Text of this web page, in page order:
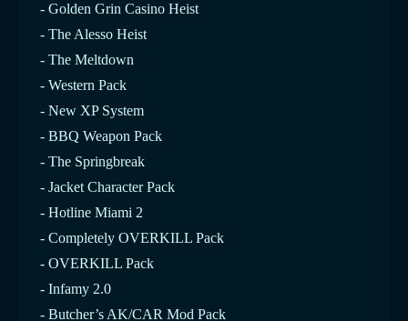
- Golden Grin Casino Heist
- The Alesso Heist
- The Meltdown
- Western Pack
- New XP System
- BBQ Weapon Pack
- The Springbreak
- Jacket Character Pack
- Hotline Miami 2
- Completely OVERKILL Pack
- OVERKILL Pack
- Infamy 2.0
- Butcher’s AK/CAR Mod Pack